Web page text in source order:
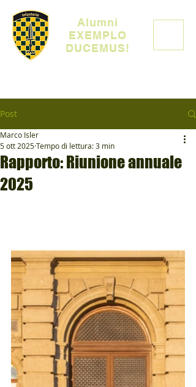
Alumni
EXEMPLO
DUCEMUS!
Post
Rapporto: Riunione annuale
2025
Marco Isler
5 ott 2025Tempo di lettura: 3 min